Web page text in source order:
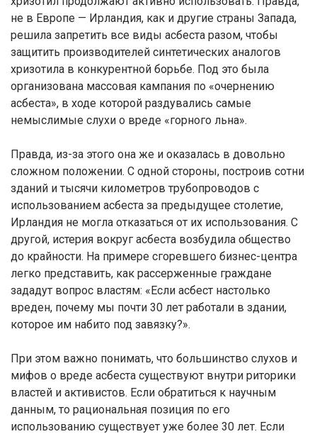
не в Европе — Ирландия, как и другие страны Запада,
решила запретить все виды асбеста разом, чтобы
защитить производителей синтетических аналогов
хризотила в конкурентной борьбе. Под это была
организована массовая кампания по «очернению
асбеста», в ходе которой раздувались самые
немыслимые слухи о вреде «горного льна».
Правда, из-за этого она же и оказалась в довольно
сложном положении. С одной стороны, построив сотни
зданий и тысячи километров трубопроводов с
использованием асбеста за предыдущее столетие,
Ирландия не могла отказаться от их использования. С
другой, истерия вокруг асбеста возбудила общество
до крайности. На примере сгоревшего бизнес-центра
легко представить, как рассерженные граждане
зададут вопрос властям: «Если асбест настолько
вреден, почему мы почти 30 лет работали в здании,
которое им набито под завязку?».
При этом важно понимать, что большинство слухов и
мифов о вреде асбеста существуют внутри риторики
властей и активистов. Если обратиться к научным
данным, то рациональная позиция по его
использованию существует уже более 30 лет. Если